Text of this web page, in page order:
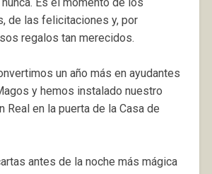
de las felicitaciones y, por
regalos tan merecidos.
un año más en ayudantes
y hemos instalado nuestro
Real en la puerta de la Casa de
antes de la noche más mágica